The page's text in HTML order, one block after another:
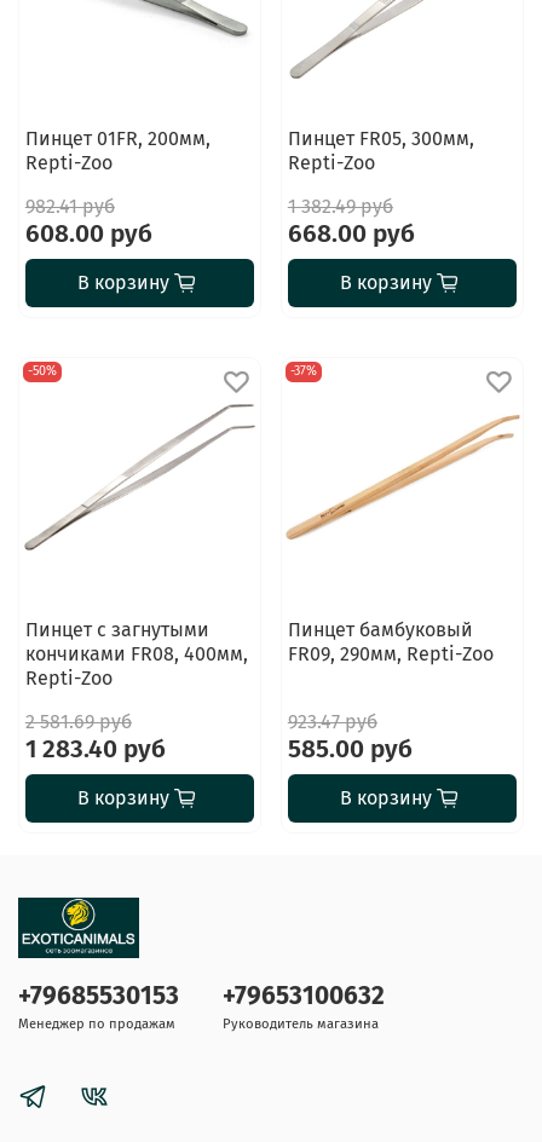
Пинцет 01FR, 200мм,
Repti-Zoo
982.41 руб
608.00 руб
В корзину
Пинцет FR05, 300мм,
Repti-Zoo
1 382.49 руб
668.00 руб
В корзину
-50%
Пинцет с загнутыми
кончиками FR08, 400мм,
Repti-Zoo
2 581.69 руб
1 283.40 руб
В корзину
-37%
Пинцет бамбуковый
FR09, 290мм, Repti-Zoo
923.47 руб
585.00 руб
В корзину
+79685530153
Менеджер по продажам
+79653100632
Руководитель магазина